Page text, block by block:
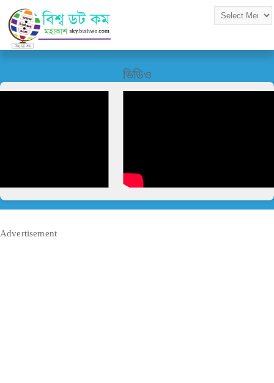
ভিডিও
Advertisement